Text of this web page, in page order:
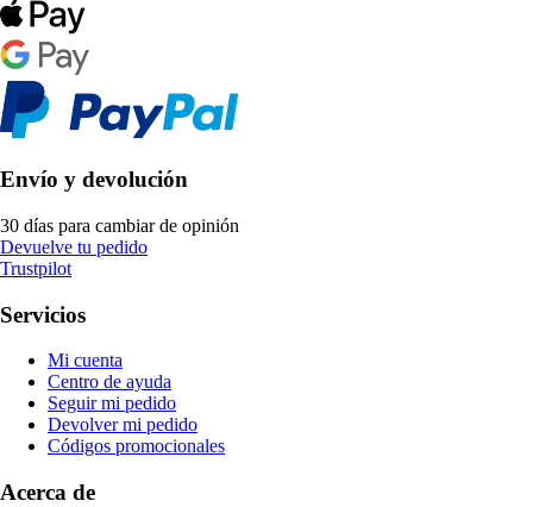
Envío y devolución
30 días para cambiar de opinión
Devuelve tu pedido
Trustpilot
Servicios
Mi cuenta
Centro de ayuda
Seguir mi pedido
Devolver mi pedido
Códigos promocionales
Acerca de